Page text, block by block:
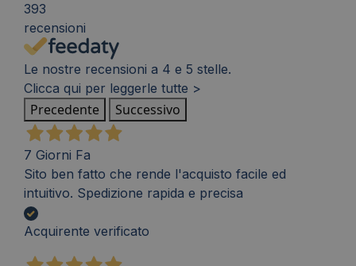
393
recensioni
Le nostre recensioni a 4 e 5 stelle.
Clicca qui per leggerle tutte >
Precedente Successivo
7 Giorni Fa
Sito ben fatto che rende l'acquisto facile ed
intuitivo. Spedizione rapida e precisa
Acquirente verificato